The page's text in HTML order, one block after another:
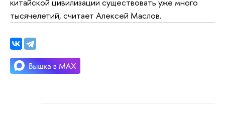
тысячелетий, считает Алексей Маслов.